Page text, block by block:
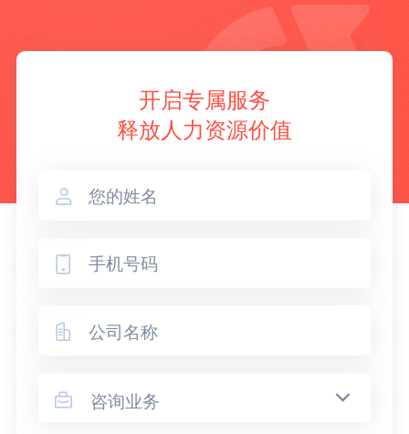
开启专属服务
释放人力资源价值



 咨询业务